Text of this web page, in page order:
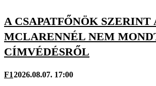
A CSAPATFŐNÖK SZERINT
MCLARENNÉL NEM
CÍMVÉDÉSRŐL
F12026.08.07. 17:00